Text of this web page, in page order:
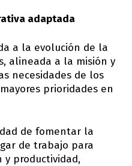
adaptada
a la evolución de la
alineada a la misión y
necesidades de los
prioridades en
de fomentar la
de trabajo para
productividad,